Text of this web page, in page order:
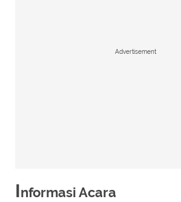
Advertisement
Informasi Acara